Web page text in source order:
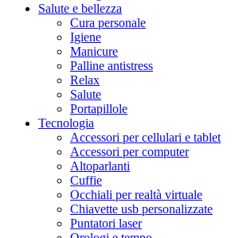
Salute e bellezza
Cura personale
Igiene
Manicure
Palline antistress
Relax
Salute
Portapillole
Tecnologia
Accessori per cellulari e tablet
Accessori per computer
Altoparlanti
Cuffie
Occhiali per realtà virtuale
Chiavette usb personalizzate
Puntatori laser